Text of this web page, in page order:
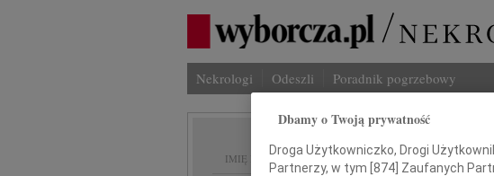
Nekrologi Odeszli Poradnik pogrzebowy
IMIĘ I NAZWISKO:
Dbamy o Twoją prywatność
Droga Użytkowniczko, Drogi
Partnerzy, w tym [874] Zaufanych